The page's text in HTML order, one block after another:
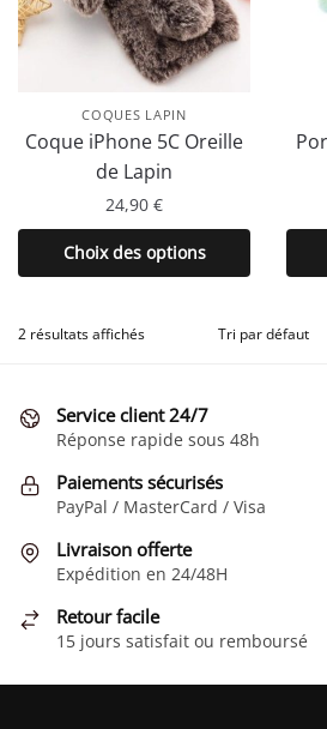
COQUES LAPIN
Coque iPhone 5C Oreille
de Lapin
24,90 €
Choix des options
Ce
produit
plusieurs
options
peuvent
être
choisies
la
du
produit
2 résultats affichés
Service client 24/7
Réponse rapide sous 48h
Paiements sécurisés
PayPal / MasterCard / Visa
Livraison offerte
Expédition en 24/48H
Retour facile
15 jours satisfait ou remboursé